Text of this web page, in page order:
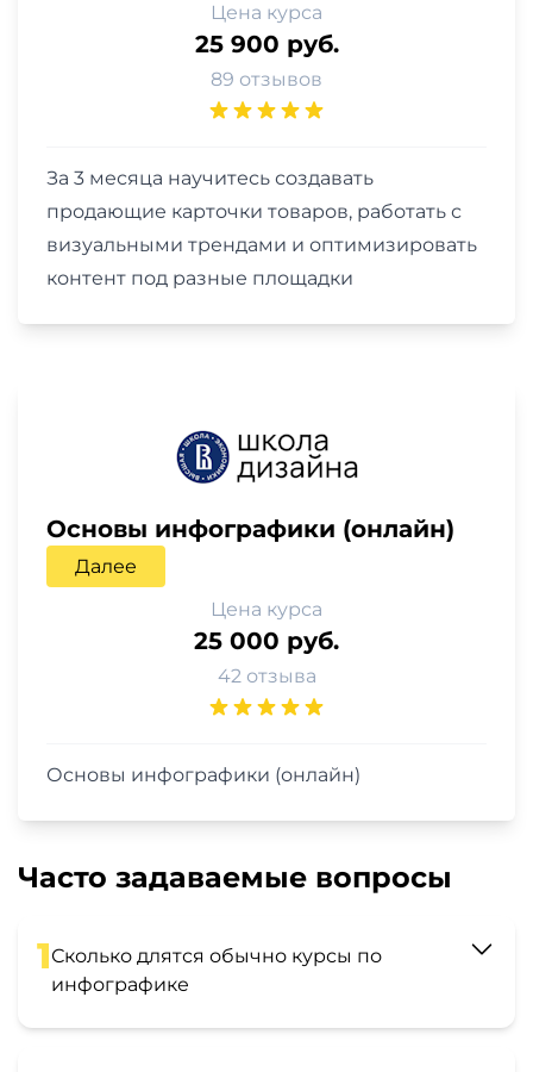
Цена курса
25 900 руб.
89 отзывов
За 3 месяца научитесь создавать
продающие карточки товаров, работать с
визуальными трендами и оптимизировать
контент под разные площадки
Основы инфографики (онлайн)
Далее
Цена курса
25 000 руб.
42 отзыва
Основы инфографики (онлайн)
Часто задаваемые вопросы
1Сколько длятся обычно курсы по
инфографике